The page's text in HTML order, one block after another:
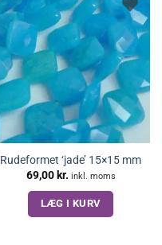
Rudeformet ‘jade’ 15×15 mm
69,00 kr. inkl. moms
LÆG I KURV